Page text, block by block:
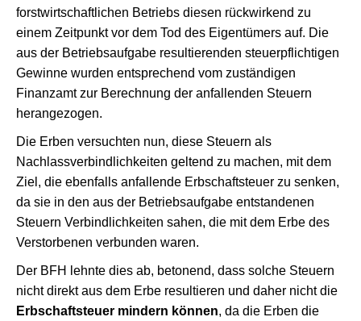
forstwirtschaftlichen Betriebs diesen rückwirkend zu
einem Zeitpunkt vor dem Tod des Eigentümers auf. Die
aus der Betriebsaufgabe resultierenden steuerpflichtigen
Gewinne wurden entsprechend vom zuständigen
Finanzamt zur Berechnung der anfallenden Steuern
herangezogen.
Die Erben versuchten nun, diese Steuern als
Nachlassverbindlichkeiten geltend zu machen, mit dem
Ziel, die ebenfalls anfallende Erbschaftsteuer zu senken,
da sie in den aus der Betriebsaufgabe entstandenen
Steuern Verbindlichkeiten sahen, die mit dem Erbe des
Verstorbenen verbunden waren.
Der BFH lehnte dies ab, betonend, dass solche Steuern
nicht direkt aus dem Erbe resultieren und daher nicht die
Erbschaftsteuer mindern können, da die Erben die